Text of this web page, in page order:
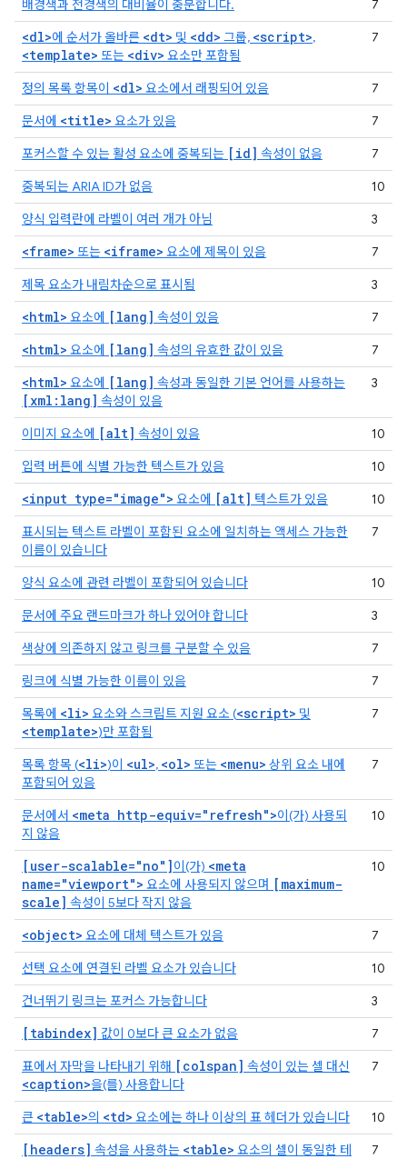
배경색과 전경색의 대비율이 충분합니다. 7
<dl>에 순서가 올바른 <dt> 및 <dd> 그룹, <script>,
<template> 또는 <div> 요소만 포함됨
7
정의 목록 항목이 <dl> 요소에서 래핑되어 있음
7
문서에 <title> 요소가 있음
7
포커스할 수 있는 활성 요소에 중복되는 [id] 속성이 없음
7
중복되는 ARIA ID가 없음
10
양식 입력란에 라벨이 여러 개가 아님
3
<frame> 또는 <iframe> 요소에 제목이 있음
7
제목 요소가 내림차순으로 표시됨
3
<html> 요소에 [lang] 속성이 있음 7
<html> 요소에 [lang] 속성의 유효한 값이 있음 7
<html> 요소에 [lang] 속성과 동일한 기본 언어를 사용하는
[xml:lang] 속성이 있음
3
이미지 요소에 [alt] 속성이 있음
10
입력 버튼에 식별 가능한 텍스트가 있음
10
<input type="image"> 요소에 [alt] 텍스트가 있음
10
표시되는 텍스트 라벨이 포함된 요소에 일치하는 액세스 가능한
이름이 있습니다
7
양식 요소에 관련 라벨이 포함되어 있습니다
10
문서에 주요 랜드마크가 하나 있어야 합니다
3
색상에 의존하지 않고 링크를 구분할 수 있음
7
링크에 식별 가능한 이름이 있음
7
목록에 <li> 요소와 스크립트 지원 요소 (<script> 및
<template>)만 포함됨
7
목록 항목 (<li>)이 <ul>, <ol> 또는 <menu> 상위 요소 내에
포함되어 있음
7
문서에서 <meta http-equiv="refresh">이(가) 사용되
지 않음
10
[user-scalable="no"]이(가) <meta
name="viewport"> 요소에 사용되지 않으며 [maximum-
scale] 속성이 5보다 작지 않음
10
<object> 요소에 대체 텍스트가 있음
7
선택 요소에 연결된 라벨 요소가 있습니다
10
건너뛰기 링크는 포커스 가능합니다
3
[tabindex] 값이 0보다 큰 요소가 없음
7
표에서 자막을 나타내기 위해 [colspan] 속성이 있는 셀 대신
<caption>을(를) 사용합니다
7
큰 <table>의 <td> 요소에는 하나 이상의 표 헤더가 있습니다 10
[headers] 속성을 사용하는 <table> 요소의 셀이 동일한 테
7